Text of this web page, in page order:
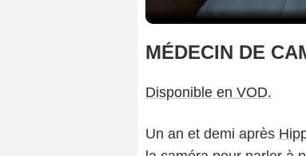
MÉDECIN DE
Disponible en VOD.
Un an et demi après